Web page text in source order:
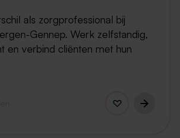
als zorgprofessional bij
Gennep. Werk zelfstandig,
en verbind cliënten met hun